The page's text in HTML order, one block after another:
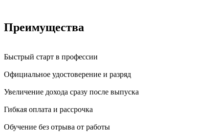
Преимущества
Быстрый старт в профессии
Официальное удостоверение и разряд
Увеличение дохода сразу после выпуска
Гибкая оплата и рассрочка
Обучение без отрыва от работы